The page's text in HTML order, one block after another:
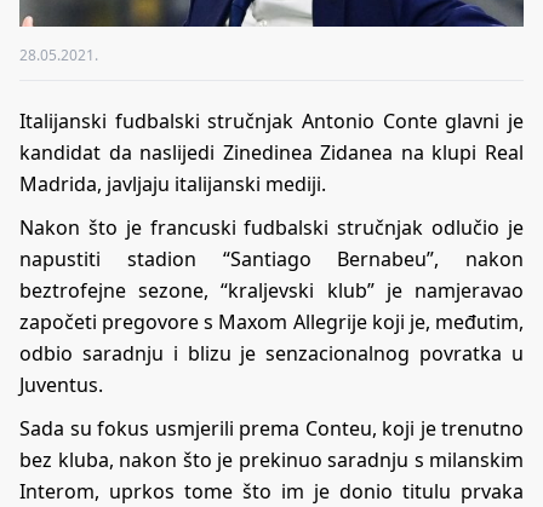
28.05.2021.
Italijanski fudbalski stručnjak Antonio Conte glavni je
kandidat da naslijedi Zinedinea Zidanea na klupi Real
Madrida, javljaju italijanski mediji.
Nakon što je francuski fudbalski stručnjak odlučio je
napustiti stadion “Santiago Bernabeu”, nakon
beztrofejne sezone, “kraljevski klub” je namjeravao
započeti pregovore s Maxom Allegrije koji je, međutim,
odbio saradnju i blizu je senzacionalnog povratka u
Juventus.
Sada su fokus usmjerili prema Conteu, koji je trenutno
bez kluba, nakon što je prekinuo saradnju s milanskim
Interom, uprkos tome što im je donio titulu prvaka